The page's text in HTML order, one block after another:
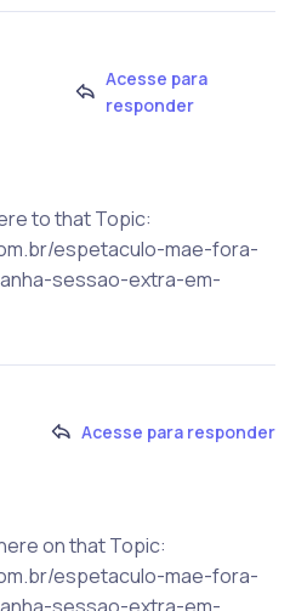
Acesse para
responder
to that Topic:
espetaculo-mae-fora-
sessao-extra-em-
Acesse para responder
on that Topic:
espetaculo-mae-fora-